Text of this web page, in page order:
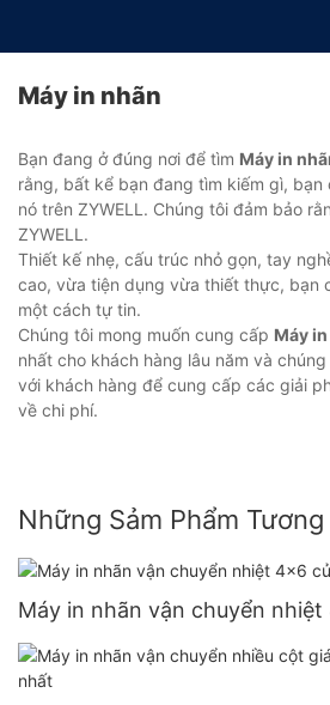
Máy in nhãn
Bạn đang ở đúng nơi để tìm Máy in
rằng, bất kể bạn đang tìm kiếm gì, bạn
nó trên ZYWELL. Chúng tôi đảm bảo
ZYWELL.
Thiết kế nhẹ, cấu trúc nhỏ gọn, tay
cao, vừa tiện dụng vừa thiết thực, bạn
một cách tự tin.
Chúng tôi mong muốn cung cấp Máy
nhất cho khách hàng lâu năm và
với khách hàng để cung cấp các giải
về chi phí.
Những Sảm Phẩm Tương
Máy in nhãn vận chuyển nhiệt